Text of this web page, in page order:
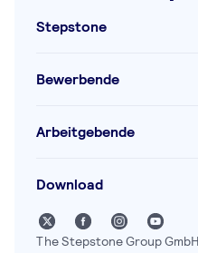
Stepstone
Bewerbende
Arbeitgebende
Download
The Stepstone Group